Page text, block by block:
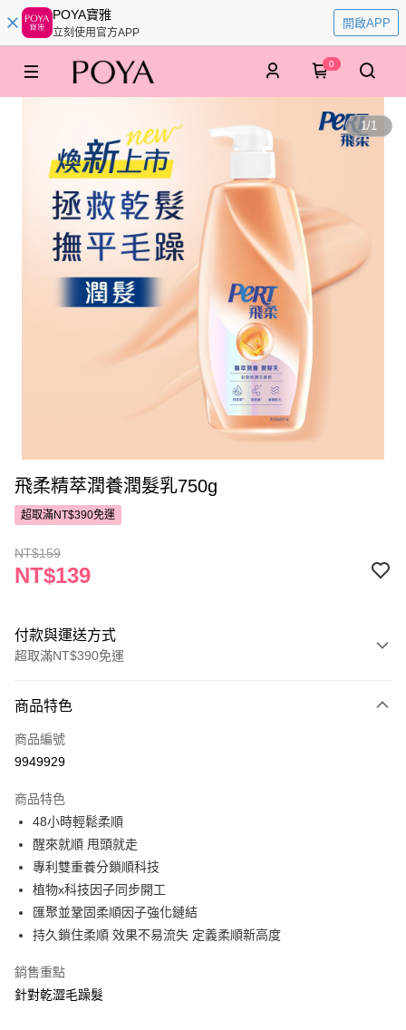
POYA寶雅
立刻使用官方APP
開啟APP
0
1/1
飛柔精萃潤養潤髮乳750g
超取滿NT$390免運
NT$159
NT$139
付款與運送方式
超取滿NT$390免運
POYA支付
信用卡一次付款
LINE Pay
Apple Pay
街口支付
悠遊付
商品特色
商品編號
9949929
商品特色
48小時輕鬆柔順
醒來就順 甩頭就走
專利雙重養分鎖順科技
植物x科技因子同步開工
匯聚並鞏固柔順因子強化鏈結
持久鎖住柔順 效果不易流失 定義柔順新高度
銷售重點
針對乾澀毛躁髮